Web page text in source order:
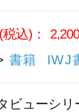
込)：
2,200
書籍 IWJ
ビューシ